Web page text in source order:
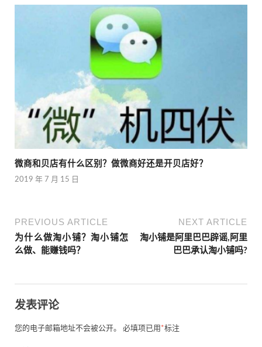
微商和贝店有什么区别？做微商好还是开贝店好？
2019 年 7 月 15 日
PREVIOUS ARTICLE
为什么做淘小铺？淘小铺怎
么做、能赚钱吗？
NEXT ARTICLE
淘小铺是阿里巴巴辟谣,阿里
巴巴承认淘小铺吗?
发表评论
您的电子邮箱地址不会被公开。 必填项已用 *标注